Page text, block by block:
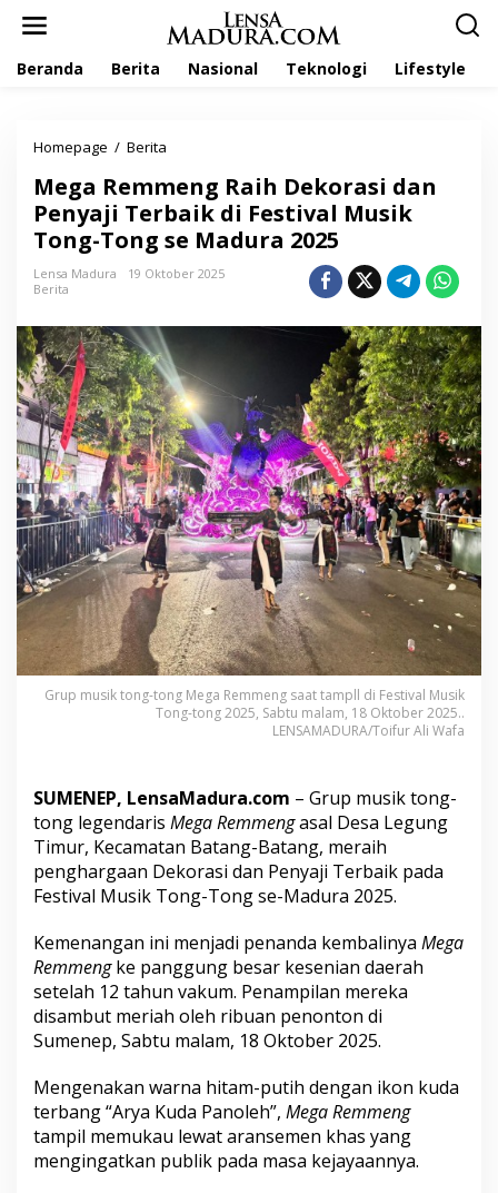
Beranda Berita Nasional Teknologi Lifestyle
Homepage / Berita
g
a
R
e
m
n
g
R
a
i
h
D
e
k
o
r
a
s
i
d
a
n
P
e
n
T
e
r
b
a
i
d
i
F
e
s
t
v
a
M
u
Mega Remmeng Raih Dekorasi dan
Penyaji Terbaik di Festival Musik
Tong-Tong se Madura 2025
Lensa Madura
19 Oktober 2025
Berita
Grup musik tong-tong Mega Remmeng saat tampll di Festival Musik
Tong-tong 2025, Sabtu malam, 18 Oktober 2025..
LENSAMADURA/Toifur Ali Wafa
SUMENEP, LensaMadura.com – Grup musik tong-
tong legendaris Mega Remmengasal Desa Legung
Timur, Kecamatan Batang-Batang, meraih
penghargaan Dekorasi dan Penyaji Terbaik pada
Festival Musik Tong-Tong se-Madura 2025.
Kemenangan ini menjadi penanda kembalinya Mega
Remmengke panggung besar kesenian daerah
setelah 12 tahun vakum. Penampilan mereka
disambut meriah oleh ribuan penonton di
Sumenep, Sabtu malam, 18 Oktober 2025.
Mengenakan warna hitam-putih dengan ikon kuda
terbang “Arya Kuda Panoleh”, Mega Remmeng
tampil memukau lewat aransemen khas yang
mengingatkan publik pada masa kejayaannya.